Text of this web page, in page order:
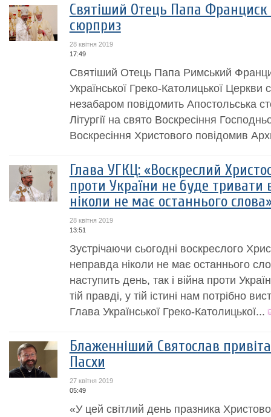
Святіший Отець Папа Франциск
сюрприз
28 квітня 2019
17:49
Святіший Отець Папа Римський
Української Греко-Католицької
незабаром повідомить Апостольська
Літургії на свято Воскресіння
Воскресіння Христового повідомив
Глава УГКЦ: «Воскреслий
проти України не буде тривати
ніколи не має останнього
28 квітня 2019
13:51
Зустрічаючи сьогодні воскреслого
неправда ніколи не має останнього
наступить день, так і війна проти
тій правді, у тій істині нам потрібно
Глава Української Греко-Католицької...
Блаженніший Святослав
Пасхи
27 квітня 2019
05:49
«У цей світлий день празника